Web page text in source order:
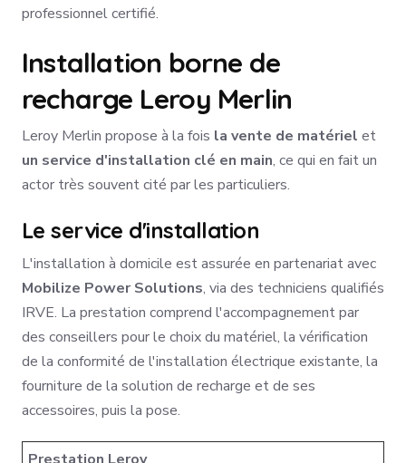
professionnel certifié.
Installation borne de
recharge Leroy Merlin
Leroy Merlin propose à la fois la vente de matériel et
un service d'installation clé en main, ce qui en fait un
actor très souvent cité par les particuliers.
Le service d'installation
L'installation à domicile est assurée en partenariat avec
Mobilize Power Solutions, via des techniciens qualifiés
IRVE. La prestation comprend l'accompagnement par
des conseillers pour le choix du matériel, la vérification
de la conformité de l'installation électrique existante, la
fourniture de la solution de recharge et de ses
accessoires, puis la pose.